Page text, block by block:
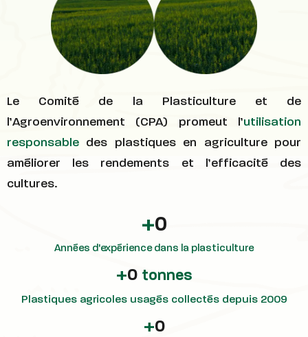
Le Comité de la Plasticulture et de
l’Agroenvironnement (CPA) promeut l’utilisation
responsable des plastiques en agriculture pour
améliorer les rendements et l’efficacité des
cultures.
Années d'expérience dans la plasticulture
+0
Plastiques agricoles usagés collectés depuis 2009
+0 tonnes
+0